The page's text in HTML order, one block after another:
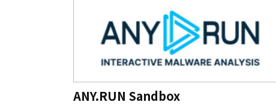
ANY.RUN Sandbox